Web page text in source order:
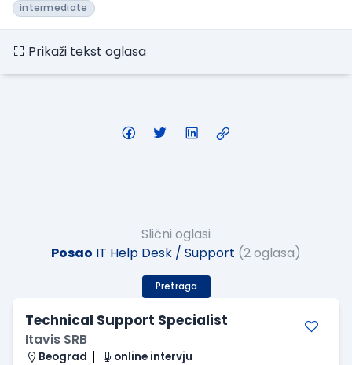
intermediate
Prikaži tekst oglasa
Slični oglasi
Posao IT Help Desk / Support (2 oglasa)
Pretraga
Technical Support Specialist
Itavis SRB
Beograd
online intervju